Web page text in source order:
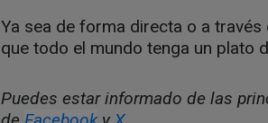
Ya sea de forma directa o a
que todo el mundo tenga un plato
Puedes estar informado de las